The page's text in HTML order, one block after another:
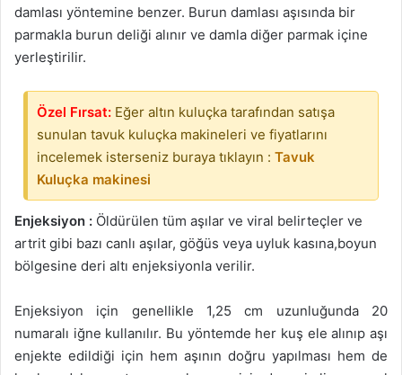
damlası yöntemine benzer. Burun damlası aşısında bir
parmakla burun deliği alınır ve damla diğer parmak içine
yerleştirilir.
Özel Fırsat: Eğer altın kuluçka tarafından satışa
sunulan tavuk kuluçka makineleri ve fiyatlarını
incelemek isterseniz buraya tıklayın : Tavuk
Kuluçka makinesi
Enjeksiyon : Öldürülen tüm aşılar ve viral belirteçler ve
artrit gibi bazı canlı aşılar, göğüs veya uyluk kasına,boyun
bölgesine deri altı enjeksiyonla verilir.
Enjeksiyon için genellikle 1,25 cm uzunluğunda 20
numaralı iğne kullanılır. Bu yöntemde her kuş ele alınıp aşı
enjekte edildiği için hem aşının doğru yapılması hem de